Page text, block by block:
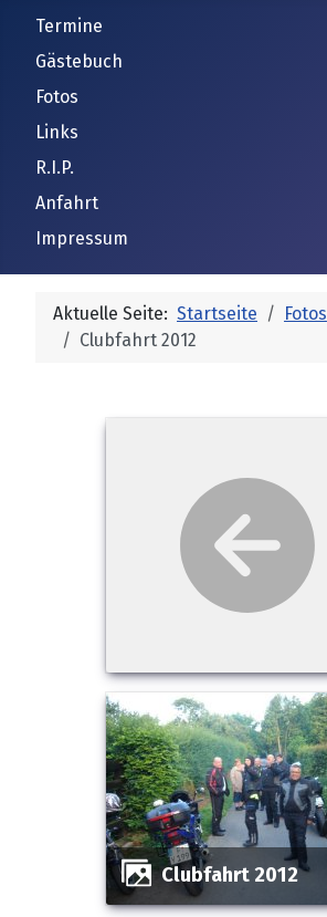
Termine
Gästebuch
Fotos
Links
R.I.P.
Anfahrt
Impressum
Aktuelle Seite: Startseite
Fotos
Clubfahrt 2012
Clubfahrt 2012